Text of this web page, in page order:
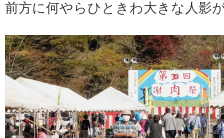
前方に何やらひときわ大きな人影